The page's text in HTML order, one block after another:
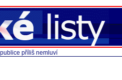
příliš nemluví